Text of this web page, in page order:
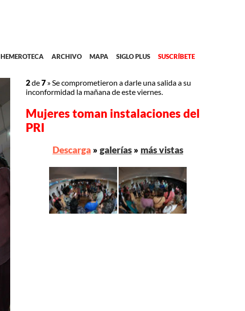
HEMEROTECA ARCHIVO MAPA SIGLO PLUS SUSCRÍBETE
2de7 »Se comprometieron a darle una salida a su
inconformidad la mañana de este viernes.
Mujeres toman instalaciones del
PRI
Descarga» galerías» más vistas